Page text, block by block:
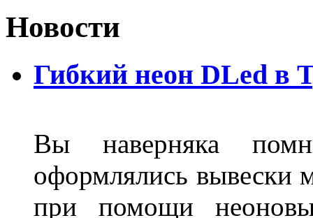
Новости
Гибкий неон DLed в
Вы наверняка
оформлялись вывески
при помощи